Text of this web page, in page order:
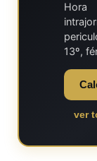
13º,
ver